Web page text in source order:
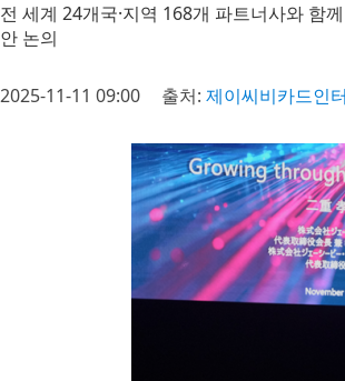
전 세계 24개국·지역 168개 파트너사와 함
안 논의
2025-11-11 09:00 출처: 제이씨비카드인